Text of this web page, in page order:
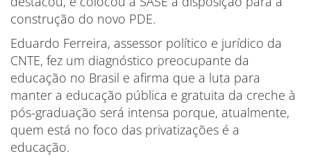
construção do novo PDE.
Eduardo Ferreira, assessor político e jurídico da
CNTE, fez um diagnóstico preocupante da
educação no Brasil e afirma que a luta para
manter a educação pública e gratuita da creche à
pós-graduação será intensa porque, atualmente,
quem está no foco das privatizações é a
educação.